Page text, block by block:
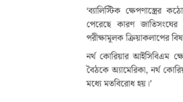
‘ব্যালিস্টিক ক্ষেপণাস্ত্রের
পেরেছে কারণ জাতিসংঘের
পরীক্ষামূলক ক্রিয়াকলাপের
নর্থ কোরিয়ার আইসিবিএম
বৈঠকে অ্যামেরিকা, নর্থ
মধ্যে মতবিরোধ হয়।’